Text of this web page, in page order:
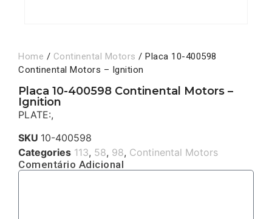
Home / Continental Motors / Placa 10-400598
Continental Motors – Ignition
Placa 10-400598 Continental Motors –
Ignition
PLATE:,
SKU 10-400598
Categories 113, 58, 98, Continental Motors
Comentário Adicional